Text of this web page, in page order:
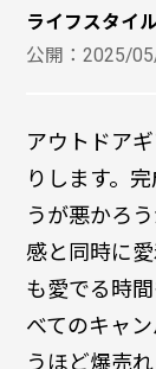
ライフスタイル
公開：2025/
アウトドア
りします。
うが悪かろ
感と同時に
も愛でる時
べてのキャ
うほど爆売